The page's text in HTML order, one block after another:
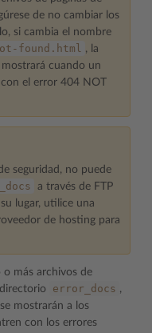
de no cambiar los
si cambia el nombre
found.html , la
cuando un
el error 404 NOT
seguridad, no puede
a través de FTP
lugar, utilice una
de hosting para
más archivos de
error_docs ,
mostrarán a los
con los errores